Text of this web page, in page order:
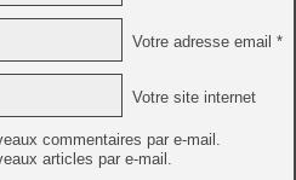
Votre adresse email *
Votre site internet
commentaires par e-mail.
articles par e-mail.